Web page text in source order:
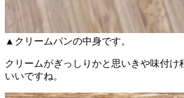
▲クリームパンの中身です。
クリームがぎっしりかと思いきや味付け
いいですね。